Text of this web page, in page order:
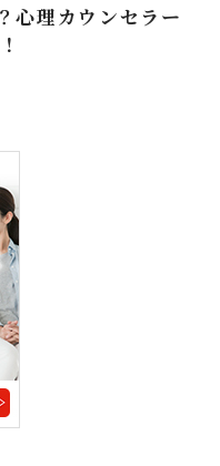
心理カウンセラー